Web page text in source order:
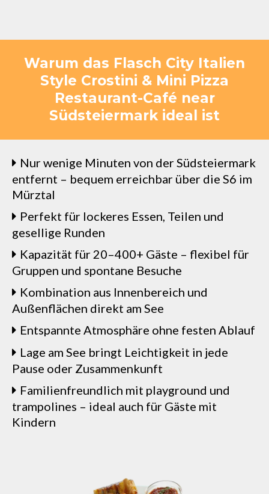
Warum das Flasch City Italien
Style Crostini & Mini Pizza
Restaurant-Café near
Südsteiermark ideal ist
Nur wenige Minuten von der Südsteiermark
entfernt – bequem erreichbar über die S6 im
Mürztal
Perfekt für lockeres Essen, Teilen und
gesellige Runden
Kapazität für 20–400+ Gäste – flexibel für
Gruppen und spontane Besuche
Kombination aus Innenbereich und
Außenflächen direkt am See
Entspannte Atmosphäre ohne festen Ablauf
Lage am See bringt Leichtigkeit in jede
Pause oder Zusammenkunft
Familienfreundlich mit playground und
trampolines – ideal auch für Gäste mit
Kindern